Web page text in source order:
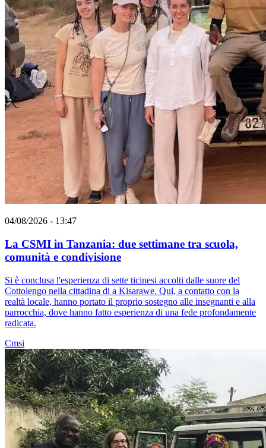
04/08/2026 - 13:47
La CSMI in Tanzania: due settimane tra scuola,
comunità e condivisione
Si è conclusa l'esperienza di sette ticinesi accolti dalle suore del
Cottolengo nella cittadina di a Kisarawe. Qui, a contatto con la
realtà locale, hanno portato il proprio sostegno alle insegnanti e alla
parrocchia, dove hanno fatto esperienza di una fede profondamente
radicata.
Cmsi